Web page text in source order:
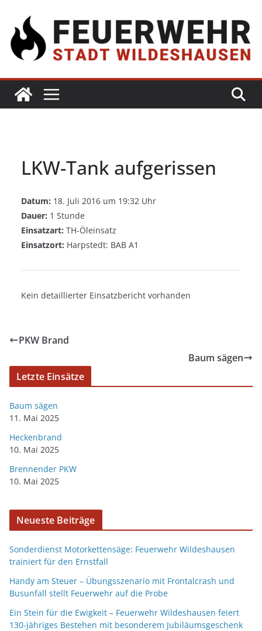
LKW-Tank aufgerissen
Datum: 18. Juli 2016 um 19:32 Uhr
Dauer: 1 Stunde
Einsatzart: TH-Öleinsatz
Einsatzort: Harpstedt: BAB A1
Kein detaillierter Einsatzbericht vorhanden
PKW Brand
Baum sägen
Letzte Einsätze
Baum sägen
11. Mai 2025
Heckenbrand
10. Mai 2025
Brennender PKW
10. Mai 2025
Neueste Beiträge
Sonderdienst Motorkettensäge: Feuerwehr Wildeshausen
trainiert für den Ernstfall
Handy am Steuer – Übungsszenario mit Frontalcrash und
Busunfall stellt Feuerwehr auf die Probe
Ein Stein für die Ewigkeit – Feuerwehr Wildeshausen feiert
130-jähriges Bestehen mit besonderem Jubiläumsgeschenk